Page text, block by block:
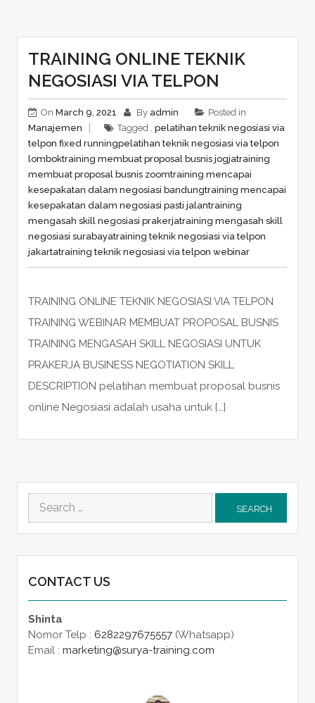
TRAINING ONLINE TEKNIK
NEGOSIASI VIA TELPON
On March 9, 2021 By admin
Posted in
Manajemen
Tagged , pelatihan teknik negosiasi via
telpon fixed runningpelatihan teknik negosiasi via telpon
lomboktraining membuat proposal busnis jogjatraining
membuat proposal busnis zoomtraining mencapai
kesepakatan dalam negosiasi bandungtraining mencapai
kesepakatan dalam negosiasi pasti jalantraining
mengasah skill negosiasi prakerjatraining mengasah skill
negosiasi surabayatraining teknik negosiasi via telpon
jakartatraining teknik negosiasi via telpon webinar
TRAINING ONLINE TEKNIK NEGOSIASI VIA TELPON
TRAINING WEBINAR MEMBUAT PROPOSAL BUSNIS
TRAINING MENGASAH SKILL NEGOSIASI UNTUK
PRAKERJA BUSINESS NEGOTIATION SKILL
DESCRIPTION pelatihan membuat proposal busnis
online Negosiasi adalah usaha untuk […]
Search
for:
CONTACT US
Shinta
Nomor Telp : 6282297675557(Whatsapp)
Email : marketing@surya-training.com